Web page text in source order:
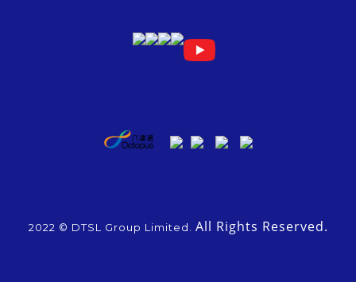
2022 © DTSL Group Limited. All Rights Reserved.